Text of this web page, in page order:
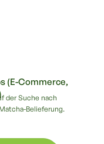
(E-Commerce,
der Suche nach
Belieferung.